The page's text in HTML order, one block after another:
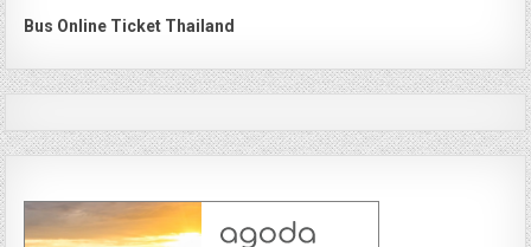
Bus Online Ticket Thailand